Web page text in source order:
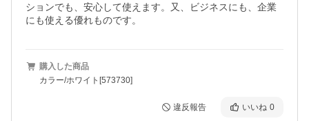
ションでも、安心して使えます。又、ビジネスにも、企業
にも使える優れものです。
購入した商品
カラー/ホワイト[573730]
違反報告 いいね 0